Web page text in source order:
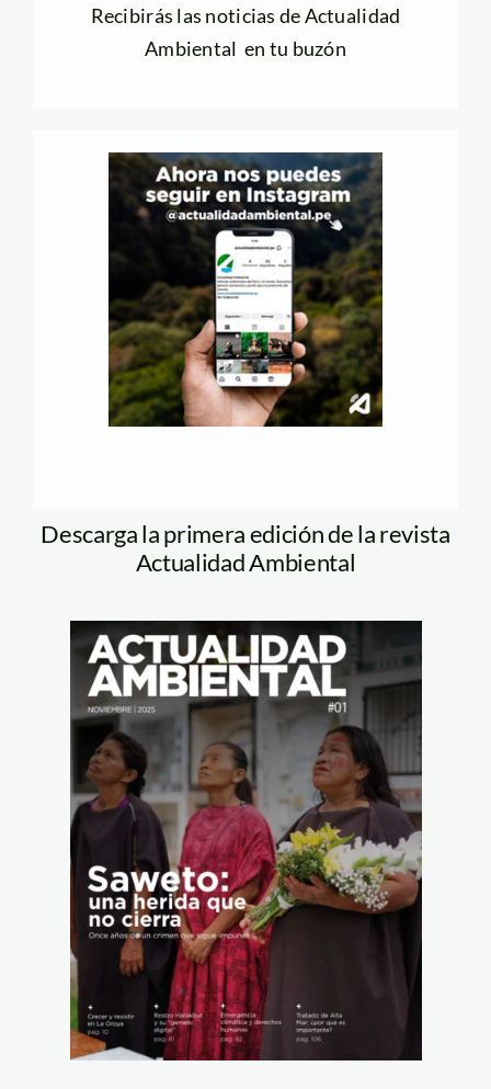
Recibirás las noticias de Actualidad
Ambiental en tu buzón
Descarga la primera edición de la revista
Actualidad Ambiental